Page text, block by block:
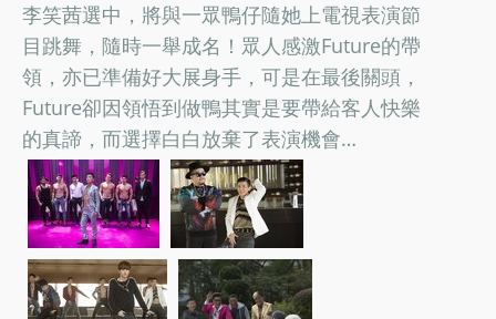
李笑茜選中，將與一眾鴨仔隨她上電視表演節
目跳舞，隨時一舉成名！眾人感激Future的帶
領，亦已準備好大展身手，可是在最後關頭，
Future卻因領悟到做鴨其實是要帶給客人快樂
的真諦，而選擇白白放棄了表演機會…